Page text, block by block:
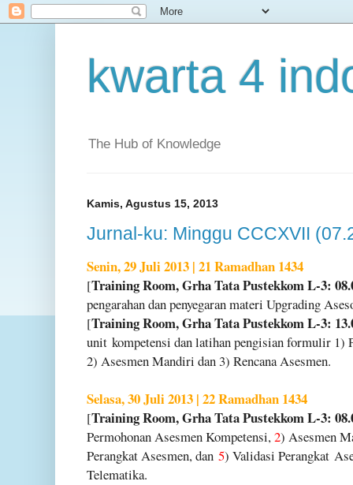
kwarta 4
The Hub of Knowledge
Kamis, Agustus 15, 2013
Jurnal-ku: Minggu CCCXVII
Senin, 29 Juli 2013 | 21 Ramadhan 1434
[Training Room, Grha Tata Pustekkom L-3:
pengarahan dan penyegaran materi Upgrading
[Training Room, Grha Tata Pustekkom L-3:
unit kompetensi dan latihan pengisian formulir 1)
2) Asesmen Mandiri dan 3) Rencana Asesmen.
Selasa, 30 Juli 2013 | 22 Ramadhan 1434
[Training Room, Grha Tata Pustekkom L-3:
Permohonan Asesmen Kompetensi,2) Asesmen
Perangkat Asesmen, dan 5) Validasi Perangkat
Telematika.